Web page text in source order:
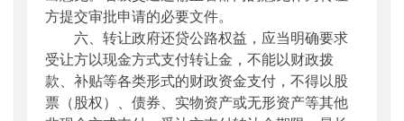
方提交审批申请的必要文件。
六、转让政府还贷公路权益，应当明确要求
受让方以现金方式支付转让金，不能以财政拨
款、补贴等各类形式的财政资金支付，不得以股
票（股权）、债券、实物资产或无形资产等其他